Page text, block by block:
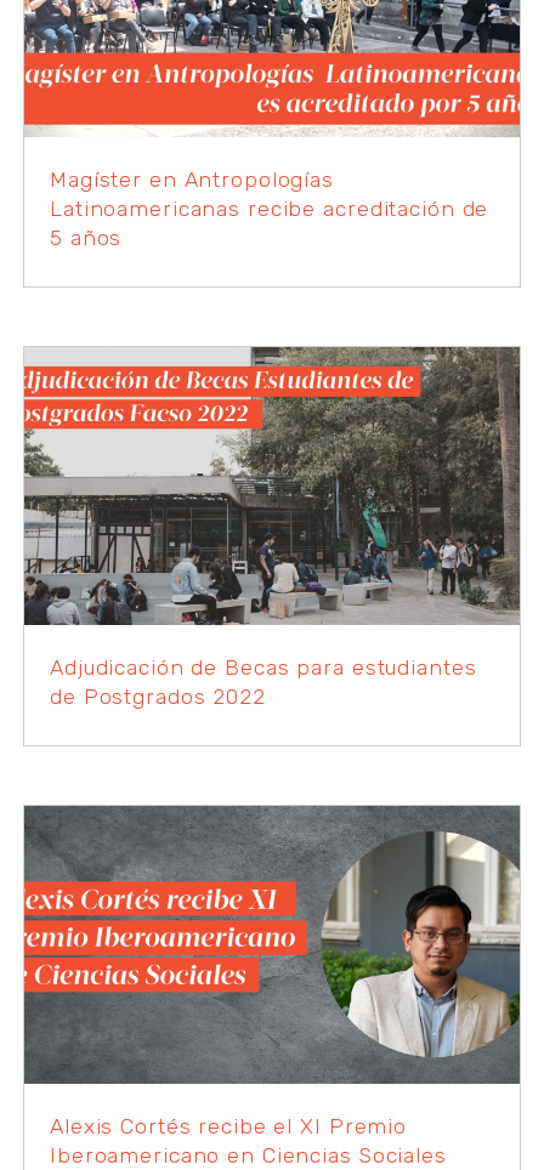
Magíster en Antropologías
Latinoamericanas recibe acreditación de
5 años
Adjudicación de Becas para estudiantes
de Postgrados 2022
Alexis Cortés recibe el XI Premio
Iberoamericano en Ciencias Sociales